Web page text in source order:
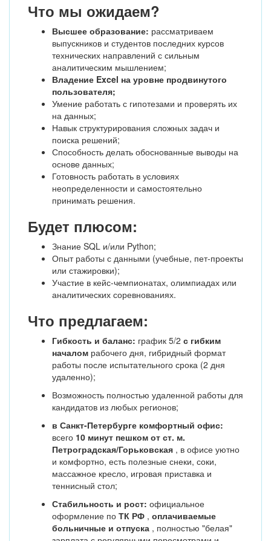
Что мы ожидаем?
Высшее образование: рассматриваем
выпускников и студентов последних курсов
технических направлений с сильным
аналитическим мышлением;
Владение Excel на уровне продвинутого
пользователя;
Умение работать с гипотезами и проверять их
на данных;
Навык структурирования сложных задач и
поиска решений;
Способность делать обоснованные выводы на
основе данных;
Готовность работать в условиях
неопределенности и самостоятельно
принимать решения.
Будет плюсом:
Знание SQL и/или Python;
Опыт работы с данными (учебные, пет-проекты
или стажировки);
Участие в кейс-чемпионатах, олимпиадах или
аналитических соревнованиях.
Что предлагаем:
Гибкость и баланс: график 5/2 с гибким
началом рабочего дня, гибридный формат
работы после испытательного срока (2 дня
удаленно);
Возможность полностью удаленной работы для
кандидатов из любых регионов;
в Санкт-Петербурге комфортный офис:
всего 10 минут пешком от ст. м.
Петроградская/Горьковская , в офисе уютно
и комфортно, есть полезные снеки, соки,
массажное кресло, игровая приставка и
теннисный стол;
Стабильность и рост: официальное
оформление по ТК РФ , оплачиваемые
больничные и отпуска , полностью "белая"